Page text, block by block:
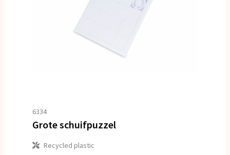
6334
Grote schuifpuzzel
Recycled plastic